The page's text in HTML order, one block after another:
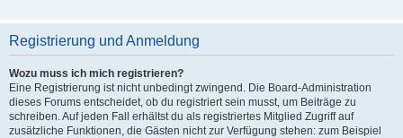
Registrierung und Anmeldung
Wozu muss ich mich registrieren?
Eine Registrierung ist nicht unbedingt zwingend. Die Board-Administration
dieses Forums entscheidet, ob du registriert sein musst, um Beiträge zu
schreiben. Auf jeden Fall erhältst du als registriertes Mitglied Zugriff auf
zusätzliche Funktionen, die Gästen nicht zur Verfügung stehen: zum Beispiel